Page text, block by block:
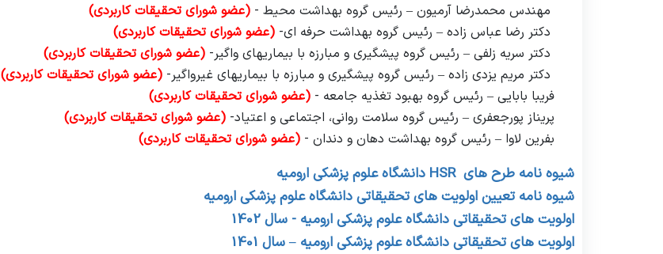
مهندس محمدرضا آرمیون – رئیس گروه بهداشت محیط - (عضو شورای تحقیقات کاربردی)
دکتر رضا عباس زاده – رئیس گروه بهداشت حرفه ای- (عضو شورای تحقیقات کاربردی)
دکتر سریه زلفی – رئیس گروه پیشگیری و مبارزه با بیماریهای واگیر- (عضو شورای تحقیقات کاربردی)
دکتر مریم یزدی زاده – رئیس گروه پیشگیری و مبارزه با بیماریهای غیرواگیر- (عضو شورای تحقیقات کاربردی)
فریبا بابایی – رئیس گروه بهبود تغذیه جامعه - (عضو شورای تحقیقات کاربردی)
پریناز پورجعفری – رئیس گروه سلامت روانی، اجتماعی و اعتیاد- (عضو شورای تحقیقات کاربردی)
بفرین لاوا – رئیس گروه بهداشت دهان و دندان - (عضو شورای تحقیقات کاربردی)
شیوه نامه طرح های HSR دانشگاه علوم پزشکی ارومیه
شیوه نامه تعیین اولویت های تحقیقاتی دانشگاه علوم پزشکی ارومیه
اولویت های تحقیقاتی دانشگاه علوم پزشکی ارومیه - سال 1402
اولویت های تحقیقاتی دانشگاه علوم پزشکی ارومیه –سال 1401